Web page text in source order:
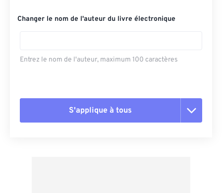
Changer le nom de l'auteur du livre électronique
Entrez le nom de l'auteur, maximum 100 caractères
S'applique à tous